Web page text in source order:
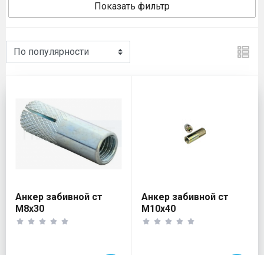
Показать фильтр
Анкер забивной ст
М8х30
Анкер забивной ст
М10х40